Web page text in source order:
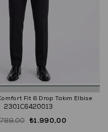
Fit 6 Drop Takım Elbise
2301C6420013
₺1.990,00